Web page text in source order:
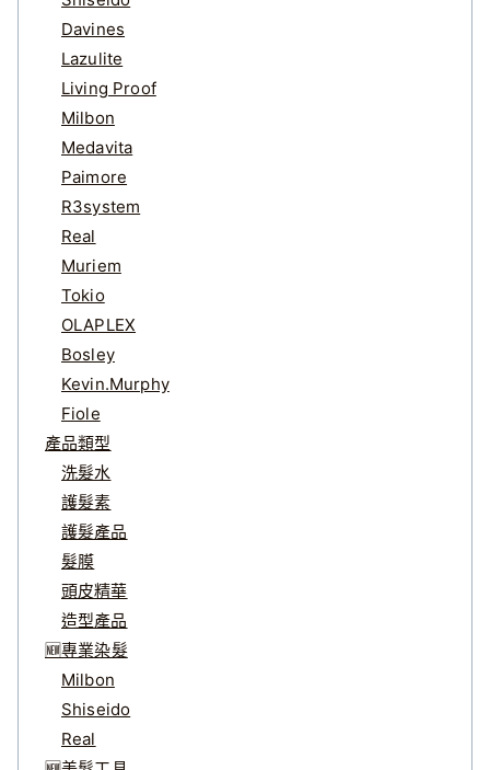
Davines
Lazulite
Living Proof
Milbon
Medavita
Paimore
R3system
Real
Muriem
Tokio
OLAPLEX
Bosley
Kevin.Murphy
Fiole
產品類型
洗髮水
護髮素
護髮產品
髮膜
頭皮精華
造型產品
🆕專業染髮
Milbon
Shiseido
Real